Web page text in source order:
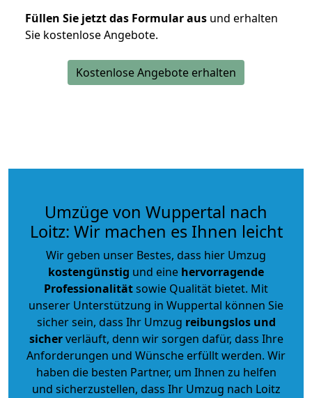
Füllen Sie jetzt das Formular aus und erhalten
Sie kostenlose Angebote.
Kostenlose Angebote erhalten
Umzüge von Wuppertal nach
Loitz: Wir machen es Ihnen leicht
Wir geben unser Bestes, dass hier Umzug
kostengünstig und eine hervorragende
Professionalitätsowie Qualität bietet. Mit
unserer Unterstützung in Wuppertal können Sie
sicher sein, dass Ihr Umzug reibungslos und
sicherverläuft, denn wir sorgen dafür, dass Ihre
Anforderungen und Wünsche erfüllt werden. Wir
haben die besten Partner, um Ihnen zu helfen
und sicherzustellen, dass Ihr Umzug nach Loitz